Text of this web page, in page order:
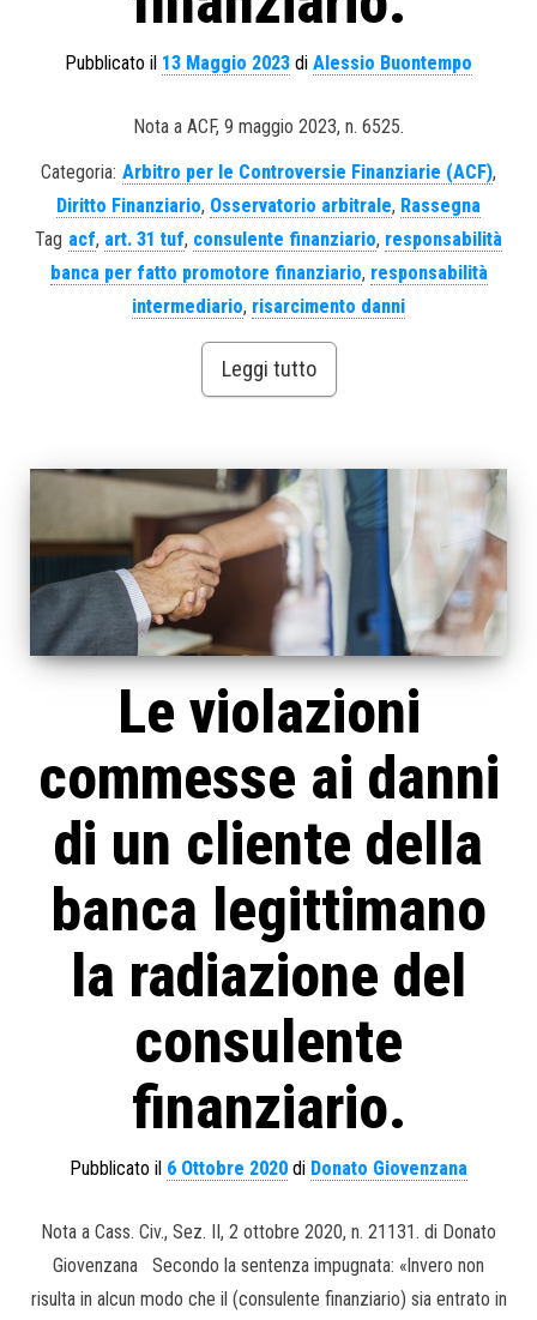
Pubblicato il 13 Maggio 2023 di Alessio Buontempo
Nota a ACF, 9 maggio 2023, n. 6525.
Categoria: Arbitro per le Controversie Finanziarie (ACF),
Diritto Finanziario, Osservatorio arbitrale, Rassegna
Tag acf, art. 31 tuf, consulente finanziario, responsabilità
banca per fatto promotore finanziario, responsabilità
intermediario, risarcimento danni
Leggi tutto
Le violazioni
commesse ai danni
di un cliente della
banca legittimano
la radiazione del
consulente
finanziario.
Pubblicato il 6 Ottobre 2020 di Donato Giovenzana
Nota a Cass. Civ., Sez. II, 2 ottobre 2020, n. 21131. di Donato
Giovenzana Secondo la sentenza impugnata: «lnvero non
risulta in alcun modo che il (consulente finanziario) sia entrato in